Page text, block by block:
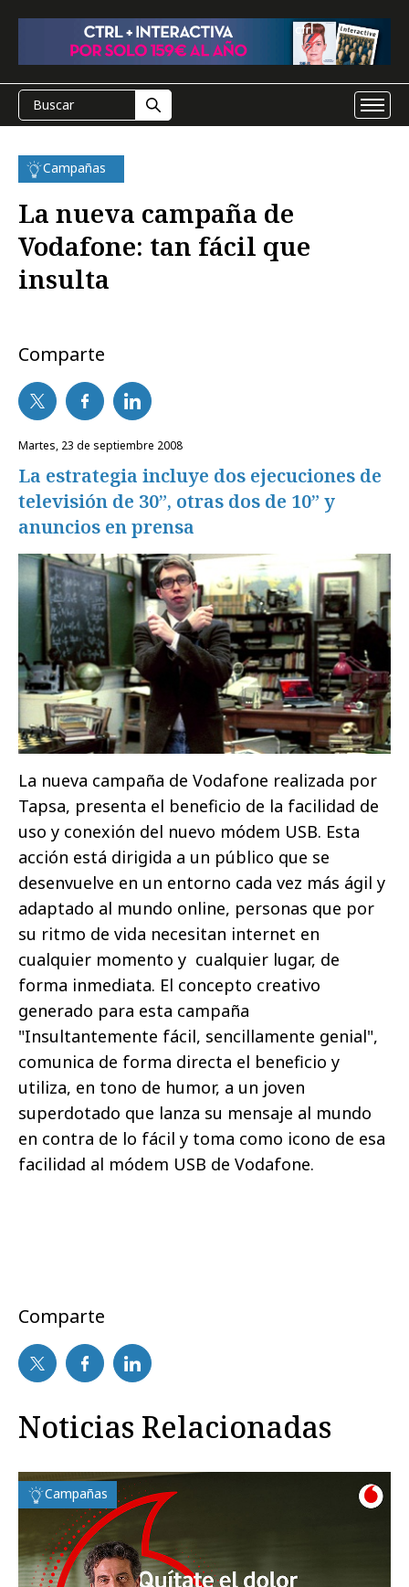
Campañas
La nueva campaña de
Vodafone: tan fácil que
insulta
Comparte
martes, 23 de septiembre 2008
La estrategia incluye dos ejecuciones de
televisión de 30”, otras dos de 10” y
anuncios en prensa
La nueva campaña de Vodafone realizada por
Tapsa, presenta el beneficio de la facilidad de
uso y conexión del nuevo módem USB. Esta
acción está dirigida a un público que se
desenvuelve en un entorno cada vez más ágil y
adaptado al mundo online, personas que por
su ritmo de vida necesitan internet en
cualquier momento y cualquier lugar, de
forma inmediata. El concepto creativo
generado para esta campaña
"Insultantemente fácil, sencillamente genial",
comunica de forma directa el beneficio y
utiliza, en tono de humor, a un joven
superdotado que lanza su mensaje al mundo
en contra de lo fácil y toma como icono de esa
facilidad al módem USB de Vodafone.
Comparte
Noticias Relacionadas
Campañas